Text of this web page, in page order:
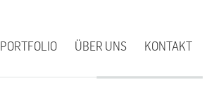
PORTFOLIO ÜBER UNS KONTAKT